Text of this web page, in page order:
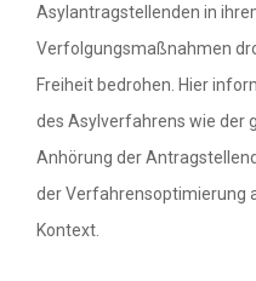
Asylantragstellenden in
Verfolgungsmaßnahmen
Freiheit bedrohen. Hier
des Asylverfahrens wie der
Anhörung der
der Verfahrensoptimierung
Kontext.